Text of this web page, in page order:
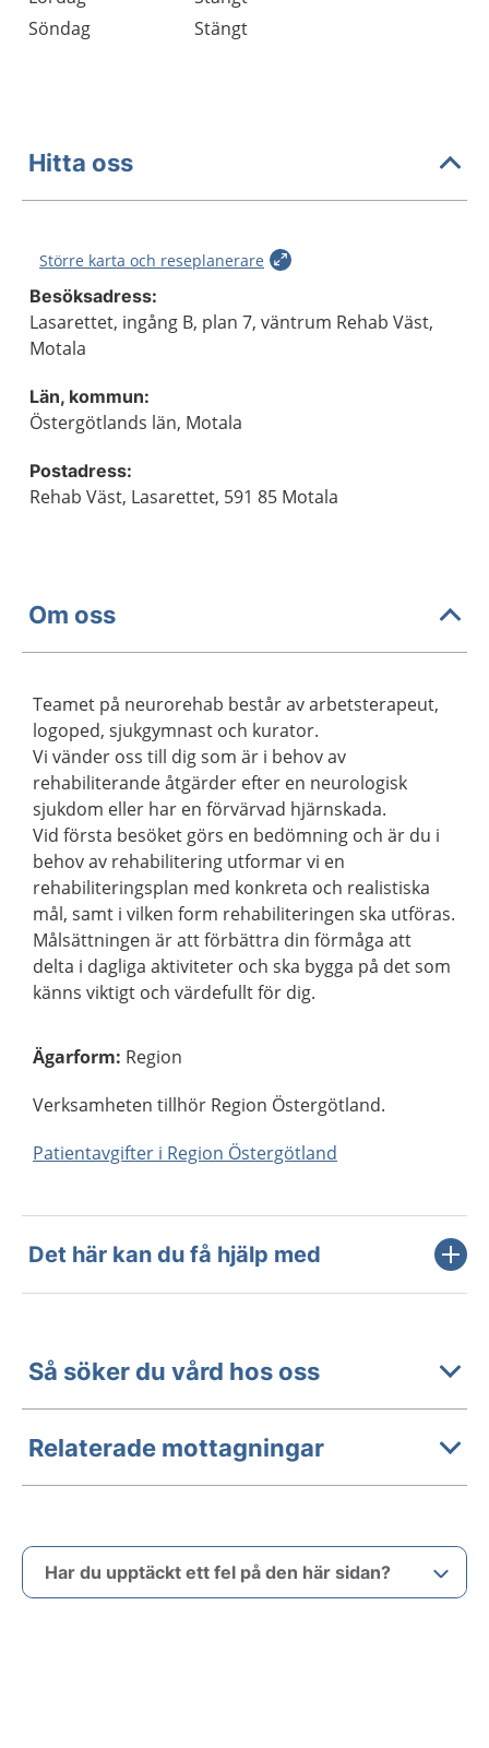
Söndag
Stängt
Hitta oss
Större karta och reseplanerare
Besöksadress:
Lasarettet, ingång B, plan 7, väntrum Rehab Väst,
Motala
Län, kommun:
Östergötlands län, Motala
Postadress:
Rehab Väst, Lasarettet, 591 85 Motala
Om oss
Teamet på neurorehab består av arbetsterapeut,
logoped, sjukgymnast och kurator.
Vi vänder oss till dig som är i behov av
rehabiliterande åtgärder efter en neurologisk
sjukdom eller har en förvärvad hjärnskada.
Vid första besöket görs en bedömning och är du i
behov av rehabilitering utformar vi en
rehabiliteringsplan med konkreta och realistiska
mål, samt i vilken form rehabiliteringen ska utföras.
Målsättningen är att förbättra din förmåga att
delta i dagliga aktiviteter och ska bygga på det som
känns viktigt och värdefullt för dig.
Ägarform: Region
Verksamheten tillhör Region Östergötland.
Patientavgifter i Region Östergötland
Det här kan du få hjälp med
Så söker du vård hos oss
Relaterade mottagningar
Har du upptäckt ett fel på den här sidan?